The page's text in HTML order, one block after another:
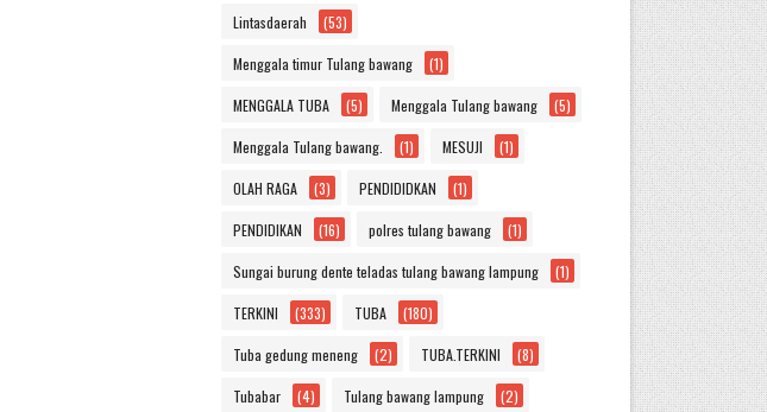
Lintasdaerah (53)
Menggala timur Tulang bawang (1)
MENGGALA TUBA (5) Menggala Tulang bawang (5)
Menggala Tulang bawang. (1) MESUJI (1)
OLAH RAGA (3) PENDIDIDKAN (1)
PENDIDIKAN (16) polres tulang bawang (1)
Sungai burung dente teladas tulang bawang lampung (1)
TERKINI (333) TUBA (180)
Tuba gedung meneng (2) TUBA.TERKINI (8)
Tubabar (4) Tulang bawang lampung (2)